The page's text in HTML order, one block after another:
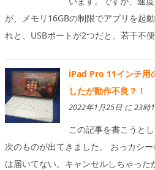
が、メモリ16GBの制限でアプリを起
れと、USBポートが2つだと、若干不
iPad Pro 11インチ
したが動作不良？！
2022年1月25日 に 23時
この記事を書こうと
次のものが出てきました。 おっカシ
は届いてない。キャンセルしちゃっ